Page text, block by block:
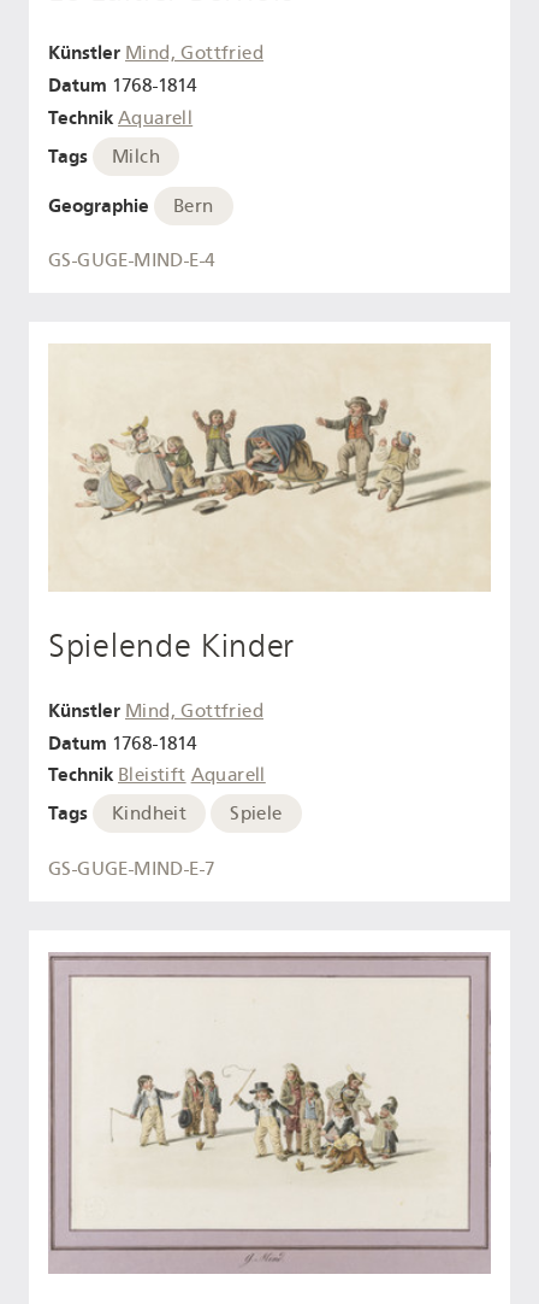
Künstler Mind, Gottfried
Datum 1768-1814
Technik Aquarell
Tags Milch
Geographie Bern
GS-GUGE-MIND-E-4
Spielende Kinder
Künstler Mind, Gottfried
Datum 1768-1814
Technik Bleistift Aquarell
Tags Kindheit Spiele
GS-GUGE-MIND-E-7